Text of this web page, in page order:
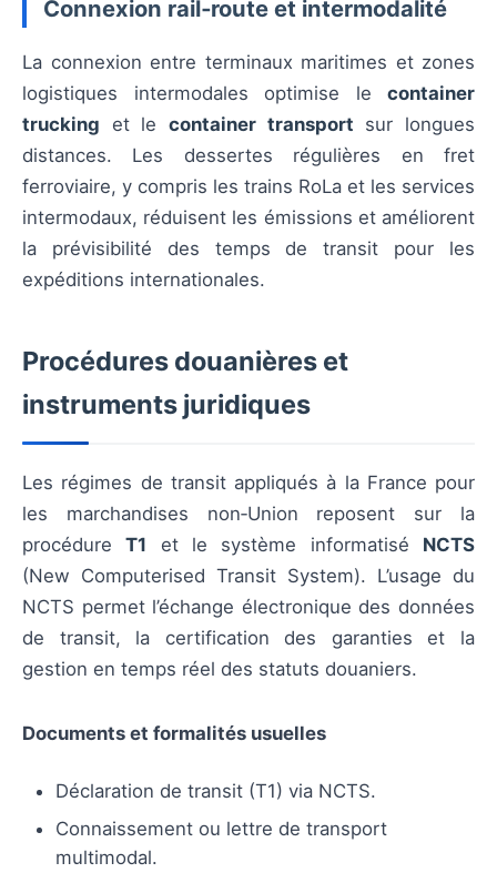
Connexion rail‑route et intermodalité
La connexion entre terminaux maritimes et zones
logistiques intermodales optimise le container
trucking et le container transport sur longues
distances. Les dessertes régulières en fret
ferroviaire, y compris les trains RoLa et les services
intermodaux, réduisent les émissions et améliorent
la prévisibilité des temps de transit pour les
expéditions internationales.
Procédures douanières et
instruments juridiques
Les régimes de transit appliqués à la France pour
les marchandises non‑Union reposent sur la
procédureT1 et le système informatisé NCTS
(New Computerised Transit System). L’usage du
NCTS permet l’échange électronique des données
de transit, la certification des garanties et la
gestion en temps réel des statuts douaniers.
Documents et formalités usuelles
Déclaration de transit (T1) via NCTS.
Connaissement ou lettre de transport
multimodal.